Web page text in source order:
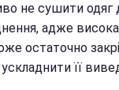
не сушити одяг
адже
остаточно
її